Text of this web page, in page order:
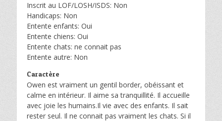
Inscrit au LOF/LOSH/ISDS: Non
Handicaps: Non
Entente enfants: Oui
Entente chiens: Oui
Entente chats: ne connait pas
Entente autre: Non
Caractère
Owen est vraiment un gentil border, obéissant et
calme en intérieur. Il aime sa tranquillité. Il accueille
avec joie les humains.Il vie avec des enfants. Il sait
rester seul. Il ne connait pas vraiment les chats. Si il